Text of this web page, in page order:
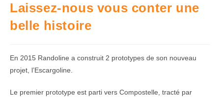
Laissez-nous vous conter une
belle histoire
En 2015 Randoline a construit 2 prototypes de son nouveau
projet, l’Escargoline.
Le premier prototype est parti vers Compostelle, tracté par